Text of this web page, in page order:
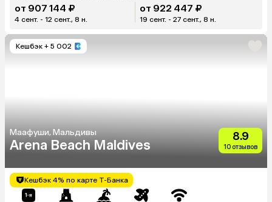
от 907 144 ₽
4 сент. - 12 сент., 8 н.
от 922 447 ₽
19 сент. - 27 сент., 8 н.
Кешбэк + 5 002
Маафуши, Мальдивы
Arena Beach Maldives
8.9
10 отзывов
Кешбэк 4% по карте Т-Банка